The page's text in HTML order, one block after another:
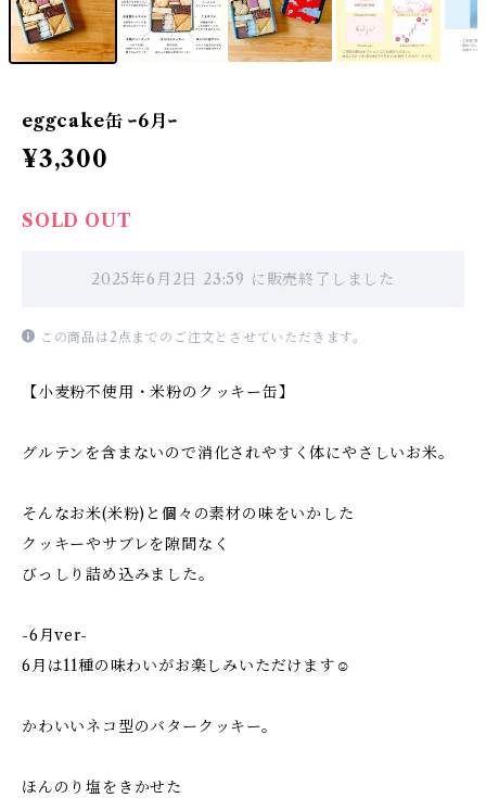
eggcake缶 ｰ6月ｰ
¥3,300
SOLD OUT
2025年6月2日 23:59 に販売終了しました
この商品は2点までのご注文とさせていただきます。
【小麦粉不使用・米粉のクッキー缶】
グルテンを含まないので消化されやすく体にやさしいお米。
そんなお米(米粉)と個々の素材の味をいかした
クッキーやサブレを隙間なく
びっしり詰め込みました。
-6月ver-
6月は11種の味わいがお楽しみいただけます☺
かわいいネコ型のバタークッキー。
ほんのり塩をきかせた